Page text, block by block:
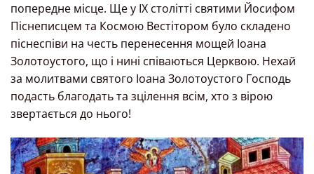
попередне місце. Ще у IX столітті святими Йосифом
Піснеписцем та Космою Вестітором було складено
піснеспіви на честь перенесення мощей Іоана
Золотоустого, що і нині співаються Церквою. Нехай
за молитвами святого Іоана Золотоустого Господь
подасть благодать та зцілення всім, хто з вірою
звертається до нього!